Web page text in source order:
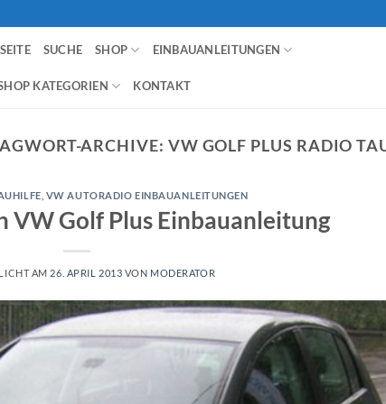
SUCHE SHOP EINBAUANLEITUNGEN
KATEGORIEN KONTAKT
ARCHIVE: VW GOLF PLUS RADIO
VW AUTORADIO EINBAUANLEITUNGEN
VW Golf Plus Einbauanleitung
AM 26. APRIL 2013 VON MODERATOR